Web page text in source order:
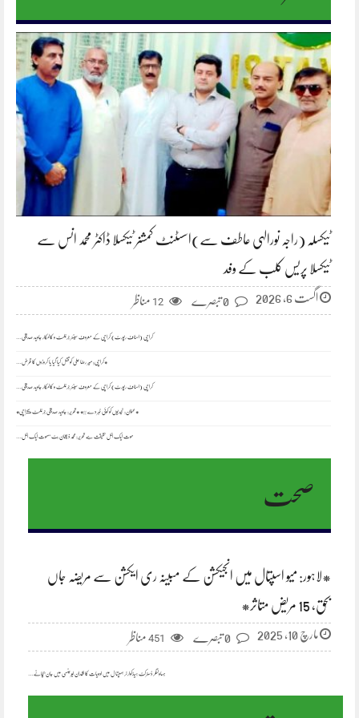
ٹیکسلہ (راجہ نورالہی عاطف سے)اسسٹنٹ کمشنر ٹیکسلا ڈاکٹر محمد انس سے
ٹیکسلا پریس کلب کے وفد
اگست 6, 2026 0 تبصرے 12مناظر
کراچی (اسٹاف رپورٹ) کراچی کے معروف سینئر جرنلسٹ و کالمکار جاوید صدیقی…
*کراچی؛ میر رضا علی کو قتل کیا گیا یا کروڑوں کا قرض…
کراچی (اسٹاف رپورٹ) کراچی کے معروف سینئر جرنلسٹ و کالمکار جاوید صدیقی…
*عنوان: نجدیوں کو کوئی خبر دے !!* *تحریر: جاوید صدیقی جرنلسٹ ڪراچی*
موت ایک اٹل حقیقت ہے تحریر: محمد ذیشان بٹ “موت ایک اٹل…
صحت
*لاہور: میو اسپتال میں انجیکشن کے مبینہ ری ایکشن سے مریضہ جاں
بحق، 15 مریض متاثر*
مارچ 10, 2025 0 تبصرے 451مناظر
بہاولنگر ڈسٹرکٹ ہیڈکوارٹر ہسپتال میں ادویات کا فقدان ایمرجنسی میں جان بچانے…